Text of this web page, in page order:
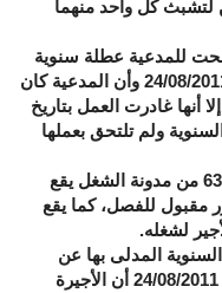
كل واحد منهما
للمدعية عطلة سنوية
مدتها 21 يوما من 04/08/2011 إلى غاية 24/08/2011 وأن المدعية كان
عليها استئناف عملها بتاريخ 25/08/2011 إلا أنها غادرت العمل بتاريخ
السنوية ولم تلتحق بعملها
وحيث إنه طبقا للفقرة الثانية من المادة 63 من مدونة الشغل يقع
مقبول للفصل، كما يقع
لشغله.
المدلى بها عن
الفترة الممتدة من 04/08/2011 إلى غاية 24/08/2011 أن الأجيرة